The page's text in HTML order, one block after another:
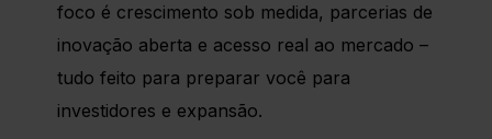
foco é crescimento sob medida, parcerias de
inovação aberta e acesso real ao mercado –
tudo feito para preparar você para
investidores e expansão.